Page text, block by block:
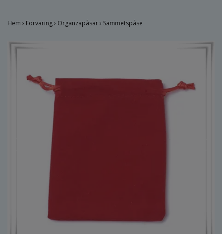
Hem › Förvaring› Organzapåsar› Sammetspåse